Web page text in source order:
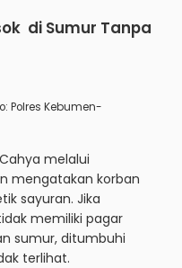
di Sumur Tanpa
Polres Kebumen-
melalui
mengatakan korban
sayuran. Jika
memiliki pagar
sumur, ditumbuhi
terlihat.